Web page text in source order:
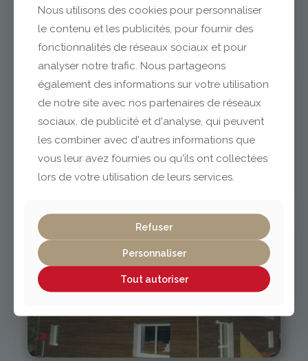
04 73 42 18 38
lexpo@gabriel-sa.fr
Vichy / Cusset
04 70 97 56 39
cusset@gabriel-sa.fr
Monistrol-
sur-Loire
monistrol@gabriel-sa.fr
Nous utilisons des cookies pour personnaliser
le contenu et les publicités, pour fournir des
fonctionnalités de réseaux sociaux et pour
analyser notre trafic. Nous partageons
également des informations sur votre utilisation
de notre site avec nos partenaires de réseaux
sociaux, de publicité et d'analyse, qui peuvent
les combiner avec d'autres informations que
vous leur avez fournies ou qu'ils ont collectées
lors de votre utilisation de leurs services.
Refuser
Personnaliser
Tout autoriser